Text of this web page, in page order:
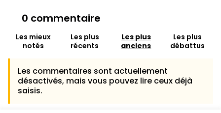
0 commentaire
Les mieux
notés
Les plus
récents
Les plus
anciens
Les plus
débattus
Les commentaires sont actuellement
désactivés, mais vous pouvez lire ceux déjà
saisis.